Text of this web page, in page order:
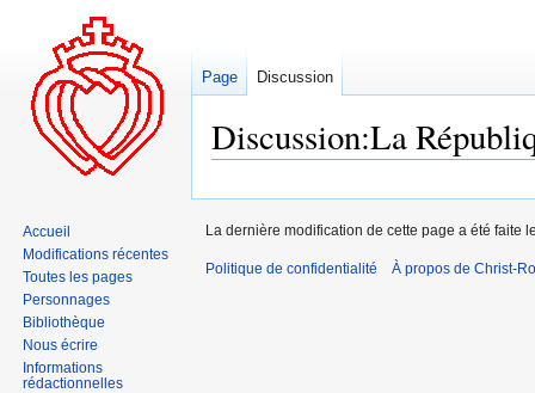
Discussion:La
navigation
recherche
Page Discussion
Accueil
Modifications récentes
Toutes les pages
Personnages
Bibliothèque
Nous écrire
Informations
rédactionnelles
La dernière modification de cette page a été faite
Politique de confidentialité À propos de Christ-